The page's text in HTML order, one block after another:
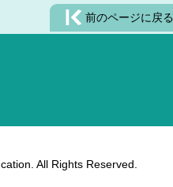
前のページに戻る
All Rights Reserved.